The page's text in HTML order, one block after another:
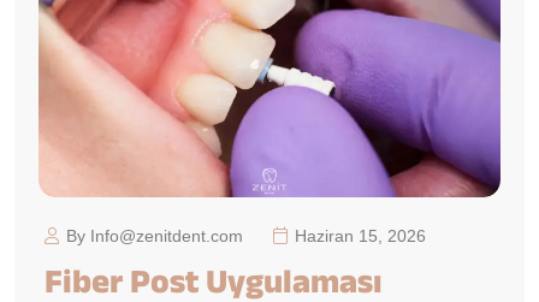
By Info@zenitdent.com Haziran 15, 2026
Fiber Post Uygulaması